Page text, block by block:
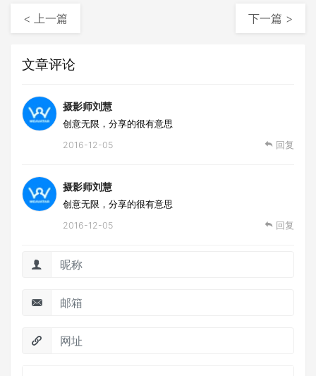
< 上一篇 下一篇 >
文章评论
摄影师刘慧
创意无限，分享的很有意思
2016-12-05 回复
摄影师刘慧
创意无限，分享的很有意思
2016-12-05 回复